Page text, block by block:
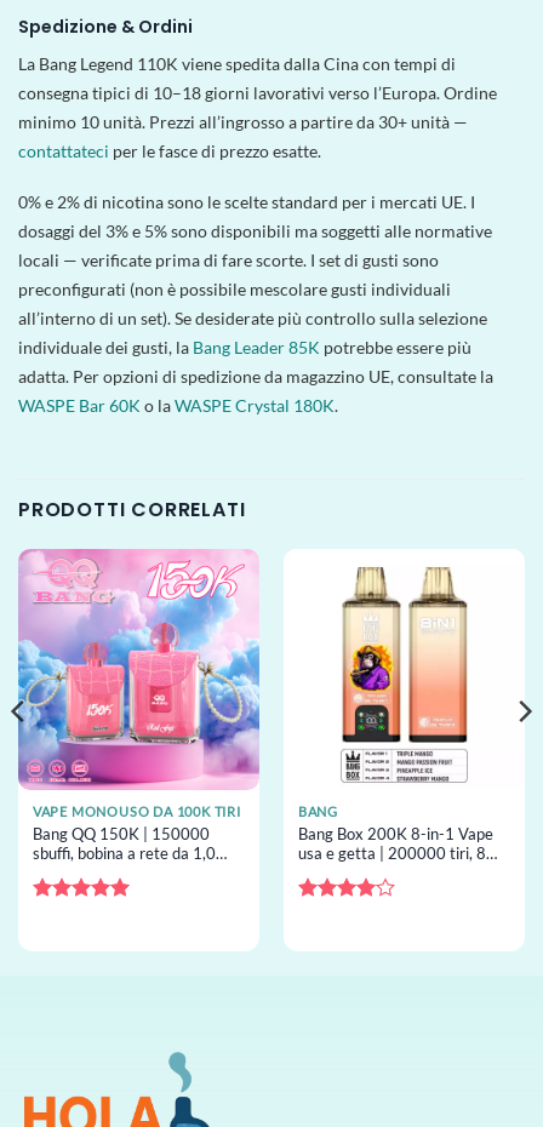
Spedizione & Ordini
La Bang Legend 110K viene spedita dalla Cina con tempi di
consegna tipici di 10–18 giorni lavorativi verso l’Europa. Ordine
minimo 10 unità. Prezzi all’ingrosso a partire da 30+ unità —
contattateci per le fasce di prezzo esatte.
0% e 2% di nicotina sono le scelte standard per i mercati UE. I
dosaggi del 3% e 5% sono disponibili ma soggetti alle normative
locali — verificate prima di fare scorte. I set di gusti sono
preconfigurati (non è possibile mescolare gusti individuali
all’interno di un set). Se desiderate più controllo sulla selezione
individuale dei gusti, la Bang Leader 85K potrebbe essere più
adatta. Per opzioni di spedizione da magazzino UE, consultate la
WASPE Bar 60K o laWASPE Crystal 180K.
PRODOTTI CORRELATI
VAPE MONOUSO DA 100K TIRI
Bang QQ 150K | 150000
sbuffi, bobina a rete da 1,0
vaporizzatore monouso sfuso
BANG
Bang Box 200K 8-in-1 Vape
usa e getta | 200000 tiri, 8
all’ingrosso